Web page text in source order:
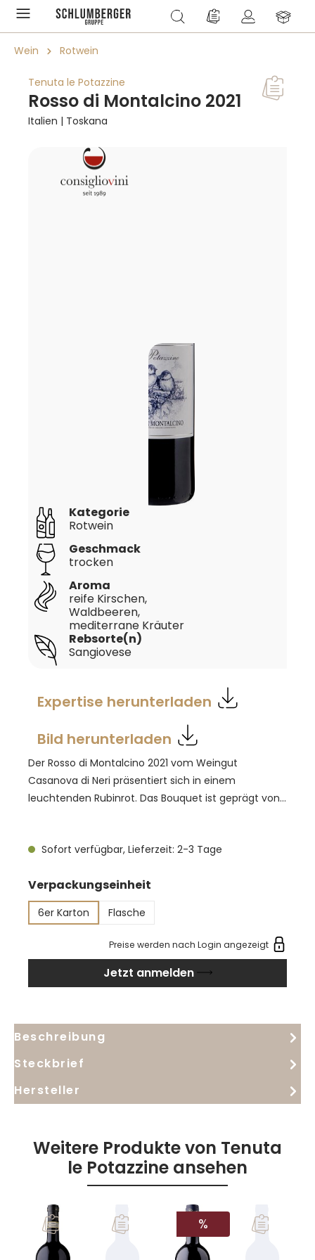
springen Du hast 0 Produkte
Wein Rotwein
Tenuta le Potazzine
Rosso di Montalcino 2021
Italien | Toskana
Bildergalerie überspringen
Aroma
reife Kirschen,
Waldbeeren,
mediterrane Kräuter
Geschmack
trocken
Kategorie
Rotwein
Rebsorte(n)
Sangiovese
Expertise herunterladen
Bild herunterladen
Der Rosso di Montalcino 2021 vom Weingut
Casanova di Neri präsentiert sich in einem
leuchtenden Rubinrot. Das Bouquet ist geprägt von
Kräuternoten. Am Gaumen zeigt sich der Wein
Tanninen und einer lebendigen Säure, die ihm
Frische und Struktur verleihen. Der zwölfmonatige
Ausbau in französischen Eichenfässern trägt zu
seiner Komplexität und Eleganz bei. Ein
authentischer Ausdruck des Sangiovese aus
Montalcino, der bereits jung großen Genuss bietet.
Sofort verfügbar, Lieferzeit: 2-3 Tage
Verpackungseinheit
6er Karton Flasche
Preise werden nach Login angezeigt
Jetzt anmelden
Beschreibung
Steckbrief
Hersteller
Weitere Produkte von Tenuta
le Potazzine ansehen
RABATT
%